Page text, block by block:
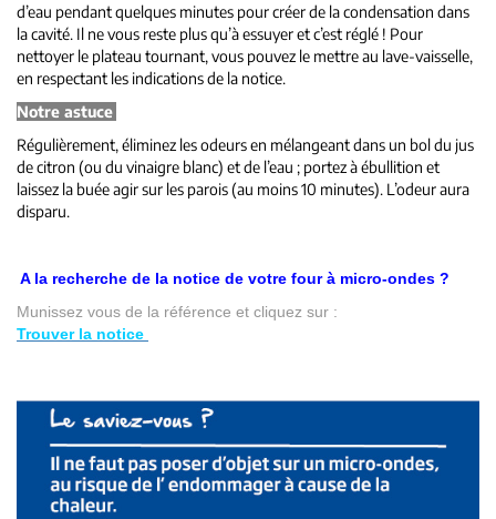
d’eau pendant quelques minutes pour créer de la condensation dans
la cavité. Il ne vous reste plus qu’à essuyer et c’est réglé ! Pour
nettoyer le plateau tournant, vous pouvez le mettre au lave-vaisselle,
en respectant les indications de la notice.
Notre astuce
Régulièrement, éliminez les odeurs en mélangeant dans un bol du jus
de citron (ou du vinaigre blanc) et de l’eau ; portez à ébullition et
laissez la buée agir sur les parois (au moins 10 minutes). L’odeur aura
disparu.
A la recherche de la notice de votre four à micro-ondes ?
Munissez vous de la référence et cliquez sur :
Trouver la notice